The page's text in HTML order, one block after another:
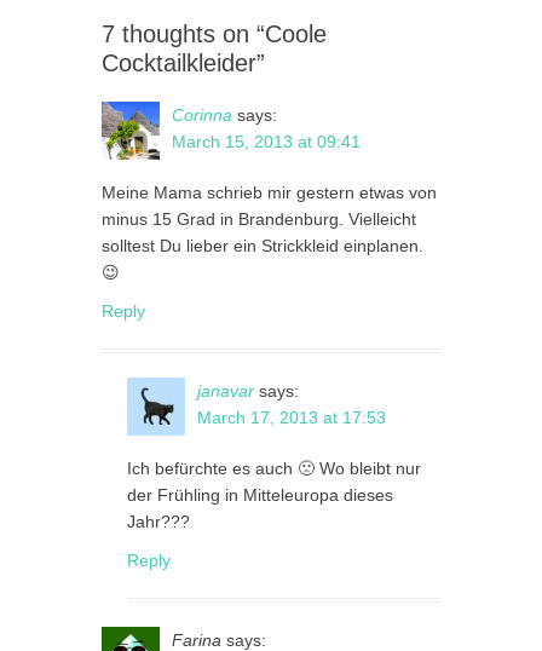
7 thoughts on “Coole
Cocktailkleider”
Corinna says:
March 15, 2013 at 09:41
Meine Mama schrieb mir gestern etwas von
minus 15 Grad in Brandenburg. Vielleicht
solltest Du lieber ein Strickkleid einplanen.
😉
Reply
janavar says:
March 17, 2013 at 17:53
Ich befürchte es auch 🙁 Wo bleibt nur
der Frühling in Mitteleuropa dieses
Jahr???
Reply
Farina says: